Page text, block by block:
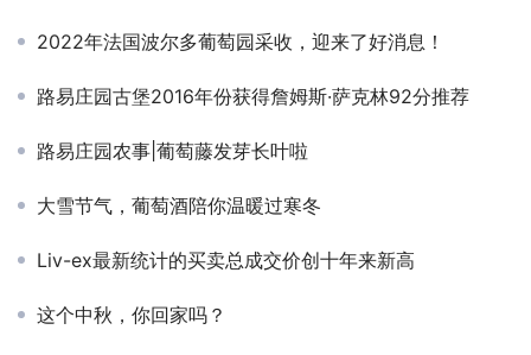
2022年法国波尔多葡萄园采收，迎来了好消息！
路易庄园古堡2016年份获得詹姆斯·萨克林92分推荐
路易庄园农事|葡萄藤发芽长叶啦
大雪节气，葡萄酒陪你温暖过寒冬
Liv-ex最新统计的买卖总成交价创十年来新高
这个中秋，你回家吗？